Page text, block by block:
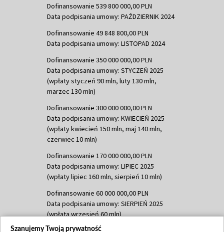
Dofinansowanie 539 800 000,00 PLN
Data podpisania umowy: PAŹDZIERNIK 2024
Dofinansowanie 49 848 800,00 PLN
Data podpisania umowy: LISTOPAD 2024
Dofinansowanie 350 000 000,00 PLN
Data podpisania umowy: STYCZEŃ 2025
(wpłaty styczeń 90 mln, luty 130 mln,
marzec 130 mln)
Dofinansowanie 300 000 000,00 PLN
Data podpisania umowy: KWIECIEŃ 2025
(wpłaty kwiecień 150 mln, maj 140 mln,
czerwiec 10 mln)
Dofinansowanie 170 000 000,00 PLN
Data podpisania umowy: LIPIEC 2025
(wpłaty lipiec 160 mln, sierpień 10 mln)
Dofinansowanie 60 000 000,00 PLN
Data podpisania umowy: SIERPIEŃ 2025
(wpłata wrzesień 60 mln)
Szanujemy Twoją prywatność